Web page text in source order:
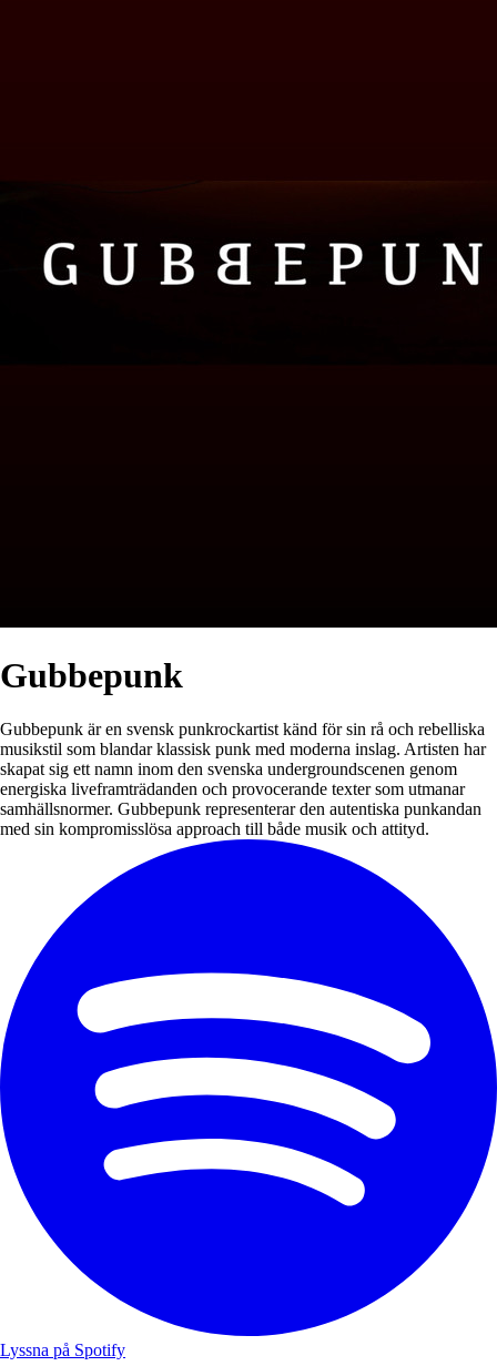
Gubbepunk
Gubbepunk är en svensk punkrockartist känd för sin rå och rebelliska
musikstil som blandar klassisk punk med moderna inslag. Artisten har
skapat sig ett namn inom den svenska undergroundscenen genom
energiska liveframträdanden och provocerande texter som utmanar
samhällsnormer. Gubbepunk representerar den autentiska punkandan
med sin kompromisslösa approach till både musik och attityd.
Lyssna på Spotify